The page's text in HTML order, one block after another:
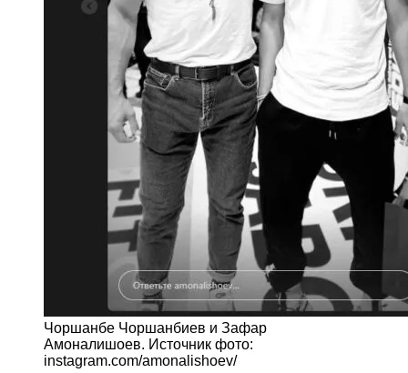
Чоршанбе Чоршанбиев и Зафар
Амоналишоев. Источник фото:
instagram.com/amonalishoev/